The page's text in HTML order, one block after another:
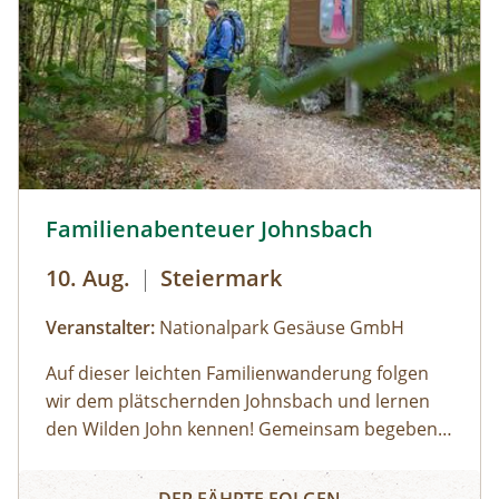
Familienabenteuer Johnsbach
10. Aug. | Steiermark
Veranstalter: Nationalpark Gesäuse GmbH
Auf dieser leichten Familienwanderung folgen
wir dem plätschernden Johnsbach und lernen
den Wilden John kennen! Gemeinsam begeben
geheimnisvolle Welt ein. Spielerisch entdecken
912) Johnsbach im Nationalpark Bahnhof (ÖBB)
Familienabenteuer Johnsbach